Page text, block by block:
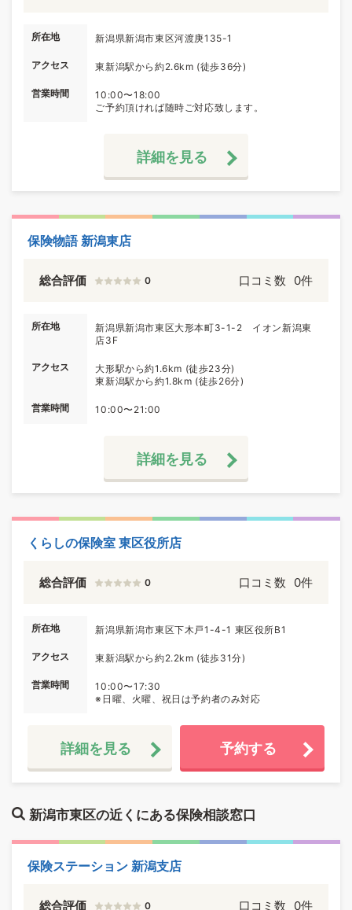
所在地 新潟県新潟市東区河渡庚135-1
アクセス 東新潟駅から約2.6km (徒歩36分)
営業時間
10:00〜18:00
ご予約頂ければ随時ご対応致します。
詳細を見る
保険物語 新潟東店
総合評価 0 口コミ数 0件
所在地
新潟県新潟市東区大形本町3-1-2 イオン新潟東
店3F
アクセス
大形駅から約1.6km (徒歩23分)
東新潟駅から約1.8km (徒歩26分)
営業時間 10:00〜21:00
詳細を見る
くらしの保険室 東区役所店
総合評価 0 口コミ数 0件
所在地 新潟県新潟市東区下木戸1-4-1 東区役所B1
アクセス 東新潟駅から約2.2km (徒歩31分)
営業時間
10:00〜17:30
※日曜、火曜、祝日は予約者のみ対応
詳細を見る 予約する
新潟市東区の近くにある保険相談窓口
保険ステーション 新潟支店
総合評価 0 口コミ数 0件